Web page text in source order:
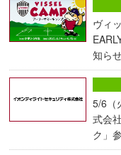
ヴィ
知ら
5/6（
式会
ク」